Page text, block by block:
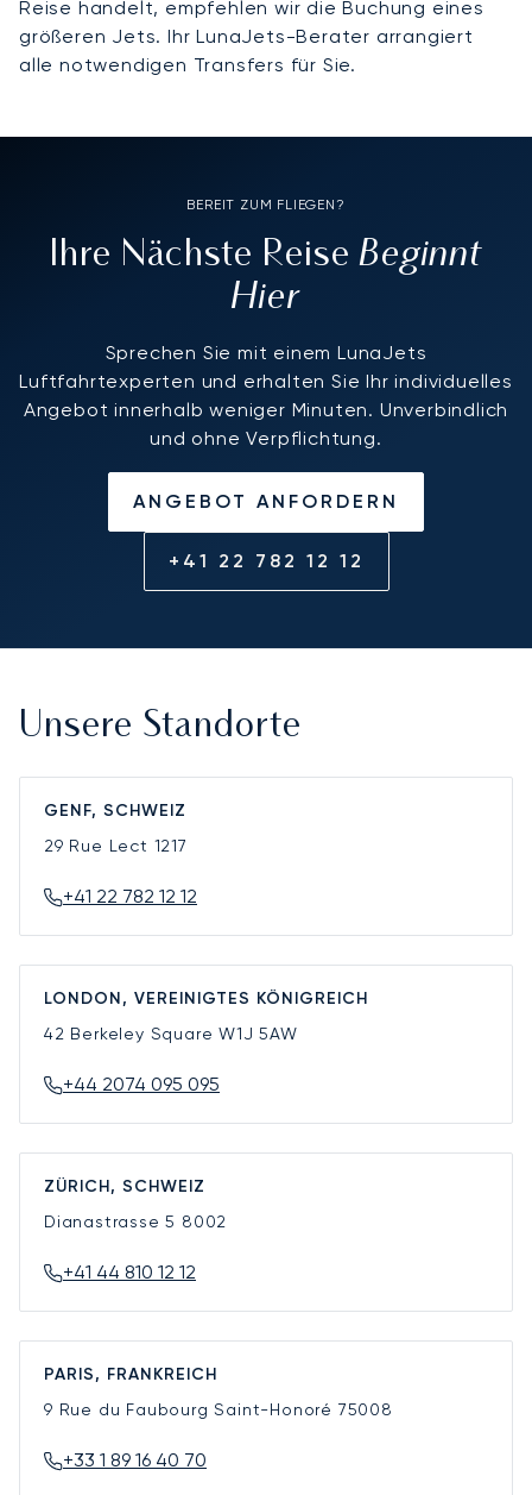
Reise handelt, empfehlen wir die Buchung eines
größeren Jets. Ihr LunaJets-Berater arrangiert
alle notwendigen Transfers für Sie.
BEREIT ZUM FLIEGEN?
Ihre Nächste ReiseBeginnt
Hier
Sprechen Sie mit einem LunaJets
Luftfahrtexperten und erhalten Sie Ihr individuelles
Angebot innerhalb weniger Minuten. Unverbindlich
und ohne Verpflichtung.
ANGEBOT ANFORDERN
+41 22 782 12 12
Unsere Standorte
GENF, SCHWEIZ
29 Rue Lect 1217
+41 22 782 12 12
LONDON, VEREINIGTES KÖNIGREICH
42 Berkeley SquareW1J 5AW
+44 2074 095 095
ZÜRICH, SCHWEIZ
Dianastrasse 5 8002
+41 44 810 12 12
PARIS, FRANKREICH
9 Rue du Faubourg Saint-Honoré 75008
+33 1 89 16 40 70